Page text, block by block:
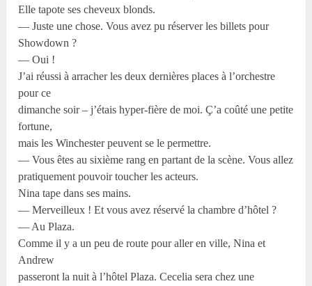
Elle tapote ses cheveux blonds.
— Juste une chose. Vous avez pu réserver les billets pour
Showdown ?
— Oui !
J’ai réussi à arracher les deux dernières places à l’orchestre
pour ce
dimanche soir – j’étais hyper-fière de moi. Ç’a coûté une petite
fortune,
mais les Winchester peuvent se le permettre.
— Vous êtes au sixième rang en partant de la scène. Vous allez
pratiquement pouvoir toucher les acteurs.
Nina tape dans ses mains.
— Merveilleux ! Et vous avez réservé la chambre d’hôtel ?
— Au Plaza.
Comme il y a un peu de route pour aller en ville, Nina et
Andrew
passeront la nuit à l’hôtel Plaza. Cecelia sera chez une